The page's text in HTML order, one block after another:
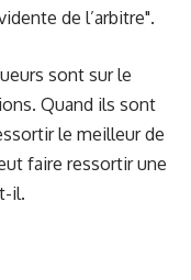
de l’arbitre".
sont sur le
Quand ils sont
le meilleur de
faire ressortir une
il.